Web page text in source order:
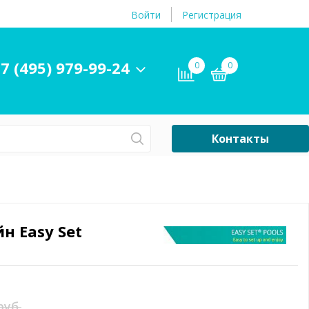
Войти Регистрация
(495) 979-99-24 0 0
принадлежности
Контакты
Easy Set